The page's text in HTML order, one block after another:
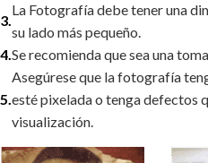
La Fotografía debe tener una
su lado más pequeño.
Se recomienda que sea una
Asegúrese que la fotografía
esté pixelada o tenga defectos
visualización.